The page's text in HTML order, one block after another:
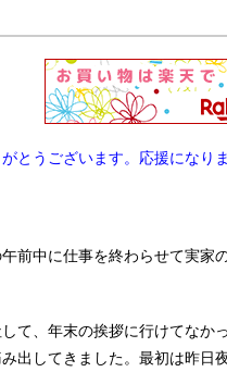
とうございます。応援になり
前中に仕事を終わらせて実家
て、年末の挨拶に行けてなか
出してきました。最初は昨日